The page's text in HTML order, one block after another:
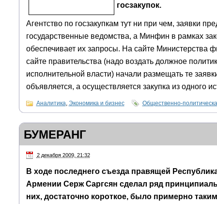
госзакупок.
Агентство по госзакупкам тут ни при чем, заявки
государственные ведомства, а Минфин в рамках
обеспечивает их запросы. На сайте Министерства
сайте правительства (надо воздать должное
исполнительной власти) начали размещать те
объявляется, а осуществляется закупка из одного
Аналитика Экономика и бизнес Общественно-
БУМЕРАНГ
2 декабря 2009, 21:32
В ходе последнего съезда правящей
Армении Серж Саргсян сделал ряд
них, достаточно короткое, было примерно